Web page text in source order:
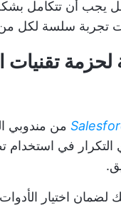
يجب أن تتكامل
تجربة سلسة لكل من
تقنيات
، 66% من
التكرار في
اختيار الأدوات